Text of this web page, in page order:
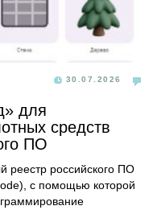
30.07.2026
для
средств
ПО
реестр российского ПО
с помощью которой